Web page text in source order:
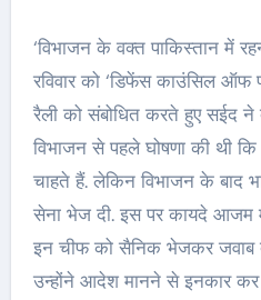
‘विभाजन के वक्त पाकिस्तान में
रविवार को ‘डिफेंस काउंसिल ऑफ
रैली को संबोधित करते हुए सईद ने
विभाजन से पहले घोषणा की थी
चाहते हैं. लेकिन विभाजन के बाद
सेना भेज दी. इस पर कायदे आजम
इन चीफ को सैनिक भेजकर जवाब
उन्होंने आदेश मानने से इनकार कर